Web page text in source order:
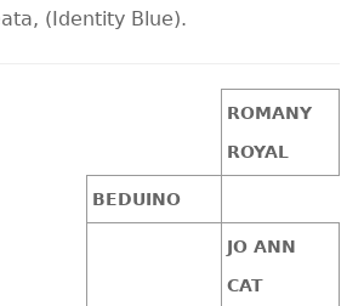
(Identity Blue).
ROMANY
ROYAL
BEDUINO
JO ANN
CAT